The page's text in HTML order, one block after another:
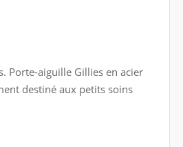
Porte-aiguille Gillies en acier
destiné aux petits soins